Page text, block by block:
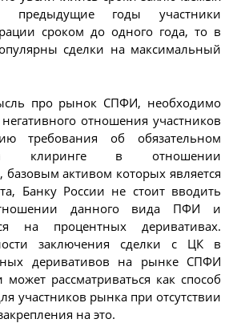
годы участники
сроком до одного года, то в
сделки на максимальный
про рынок СПФИ, необходимо
отношения участников
требования об обязательном
клиринге в отношении
активом которых является
Банку России не стоит вводить
данного вида ПФИ и
на процентных деривативах.
заключения сделки с ЦК в
деривативов на рынке СПФИ
рассматриваться как способ
участников рынка при отсутствии
на это.